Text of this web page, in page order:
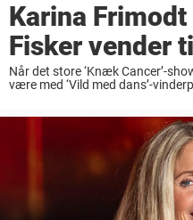
Karina
Fisker vender
Når det store ‘Knæk Cancer’-
være med ‘Vild med dans’-